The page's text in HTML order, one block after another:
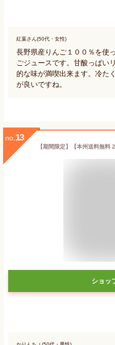
紅葉さん(50代・女性)
長野県産りんご１００％を使
ごジュースです。甘酸っぱい
的な味が満喫出来ます。冷た
が良いですね。
no. 13
ショッ